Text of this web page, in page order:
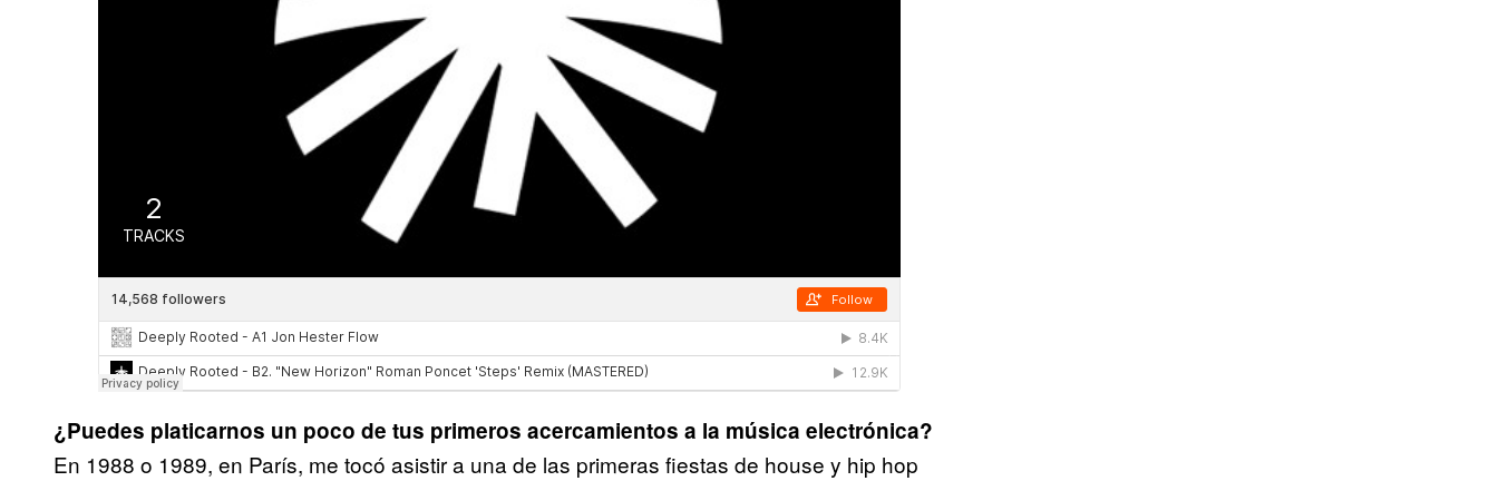
¿Puedes platicarnos un poco de tus primeros acercamientos a la música electrónica?
En 1988 o 1989, en París, me tocó asistir a una de las primeras fiestas de house y hip hop